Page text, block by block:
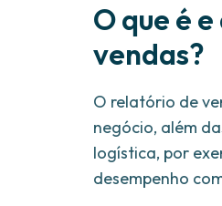
O que é
vendas?
O relatório de
negócio, além
logística, por
desempenho